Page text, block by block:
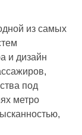
из самых
и дизайн
под
метро